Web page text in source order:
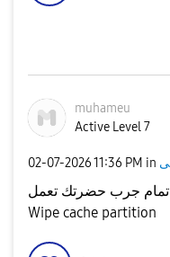
muhameu
Active Level 7
‎02-07-202611:36 PM in
تمام جرب حضرتك تعمل
Wipe cache partition